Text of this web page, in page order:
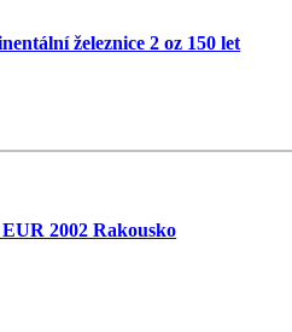
železnice 2 oz 150 let
2002 Rakousko